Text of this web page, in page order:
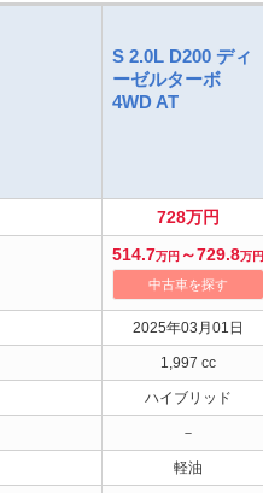
S 2.0L D200 ディ
ーゼルターボ
4WD AT
728万円
514.7万円 ～729.8万円
中古車を探す
2025年03月01日
1,997 cc
ハイブリッド
－
軽油